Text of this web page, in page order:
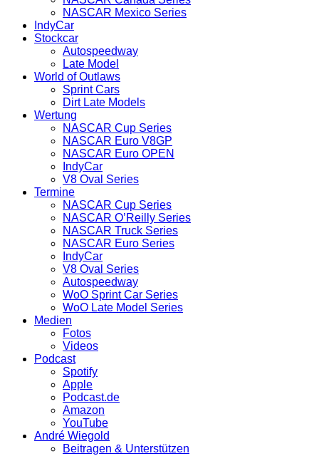
NASCAR Mexico Series
IndyCar
Stockcar
Autospeedway
Late Model
World of Outlaws
Sprint Cars
Dirt Late Models
Wertung
NASCAR Cup Series
NASCAR Euro V8GP
NASCAR Euro OPEN
IndyCar
V8 Oval Series
Termine
NASCAR Cup Series
NASCAR O’Reilly Series
NASCAR Truck Series
NASCAR Euro Series
IndyCar
V8 Oval Series
Autospeedway
WoO Sprint Car Series
WoO Late Model Series
Medien
Fotos
Videos
Podcast
Spotify
Apple
Podcast.de
Amazon
YouTube
André Wiegold
Beitragen & Unterstützen